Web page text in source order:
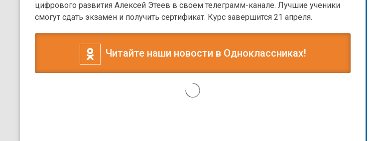
цифрового развития Алексей Этеев в своем телеграмм-канале. Лучшие ученики
смогут сдать экзамен и получить сертификат. Курс завершится 21 апреля.
Читайте наши новости в Одноклассниках!